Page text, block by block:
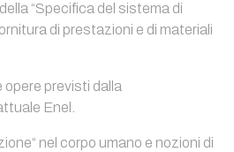
“Specifica del sistema di
di prestazioni e di materiali
opere previsti dalla
Enel.
nel corpo umano e nozioni di